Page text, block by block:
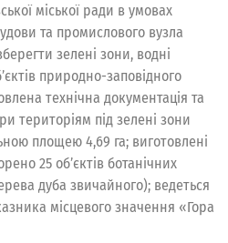
міської ради в умовах
та промислового вузла
зелені зони, водні
природно-заповідного
технічна документація та
територіям під зелені зони
площею 4,69 га; виготовлені
25 об’єктів ботанічних
дуба звичайного); ведеться
місцевого значення «Гора